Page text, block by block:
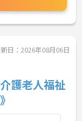
日：2026年08月06日
護老人福祉